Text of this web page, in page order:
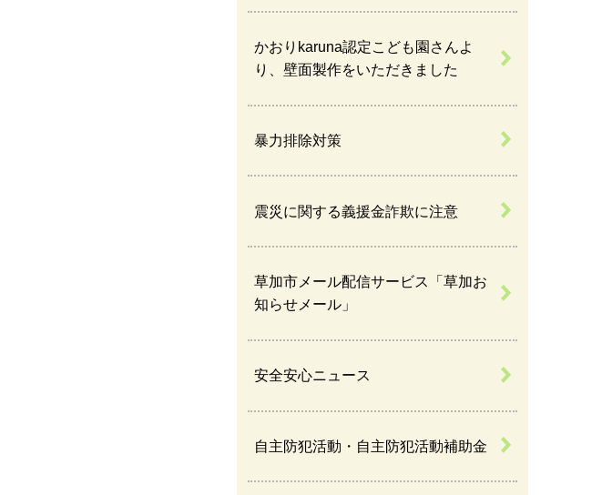
かおりkaruna認定こども園さんよ
り、壁面製作をいただきました
暴力排除対策
震災に関する義援金詐欺に注意
草加市メール配信サービス「草加お
知らせメール」
安全安心ニュース
自主防犯活動・自主防犯活動補助金